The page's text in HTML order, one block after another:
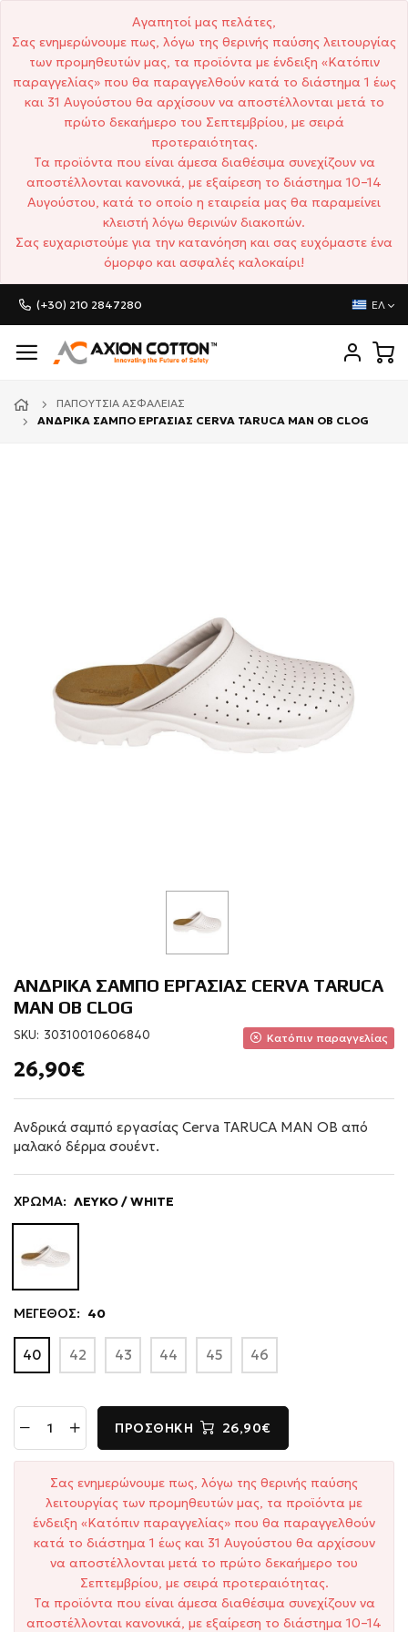
Αγαπητοί μας πελάτες,
Σας ενημερώνουμε πως, λόγω της θερινής παύσης λειτουργίας
των προμηθευτών μας, τα προϊόντα με ένδειξη «Κατόπιν
παραγγελίας» που θα παραγγελθούν κατά το διάστημα 1 έως
και 31 Αυγούστου θα αρχίσουν να αποστέλλονται μετά το
πρώτο δεκαήμερο του Σεπτεμβρίου, με σειρά
προτεραιότητας.
Τα προϊόντα που είναι άμεσα διαθέσιμα συνεχίζουν να
αποστέλλονται κανονικά, με εξαίρεση το διάστημα 10–14
Αυγούστου, κατά το οποίο η εταιρεία μας θα παραμείνει
κλειστή λόγω θερινών διακοπών.
Σας ευχαριστούμε για την κατανόηση και σας ευχόμαστε ένα
όμορφο και ασφαλές καλοκαίρι!
(+30) 210 2847280 ΕΛ
ΠΑΠΟΎΤΣΙΑ ΑΣΦΑΛΕΊΑΣ
ΑΝΔΡΙΚΑ ΣΑΜΠΟ ΕΡΓΑΣΙΑΣ CERVA TARUCA ΜΑΝ ΟΒ CLOG
ΑΝΔΡΙΚΑ ΣΑΜΠΟ ΕΡΓΑΣΙΑΣ CERVA TARUCA
ΜΑΝ ΟΒ CLOG
SKU: 30310010606840 Κατόπιν παραγγελίας
26,90€
Ανδρικά σαμπό εργασίας Cerva TARUCA MAN OB από
μαλακό δέρμα σουέντ.
ΧΡΩΜΑ: ΛΕΥΚΟ / WHITE
ΜΕΓΕΘΟΣ: 40
40 42 43 44 45 46
ΠΡΟΣΘΉΚΗ 26,90€
Σας ενημερώνουμε πως, λόγω της θερινής παύσης
λειτουργίας των προμηθευτών μας, τα προϊόντα με
ένδειξη «Κατόπιν παραγγελίας» που θα παραγγελθούν
κατά το διάστημα 1 έως και 31 Αυγούστου θα αρχίσουν
να αποστέλλονται μετά το πρώτο δεκαήμερο του
Σεπτεμβρίου, με σειρά προτεραιότητας.
Τα προϊόντα που είναι άμεσα διαθέσιμα συνεχίζουν να
αποστέλλονται κανονικά, με εξαίρεση το διάστημα 10–14